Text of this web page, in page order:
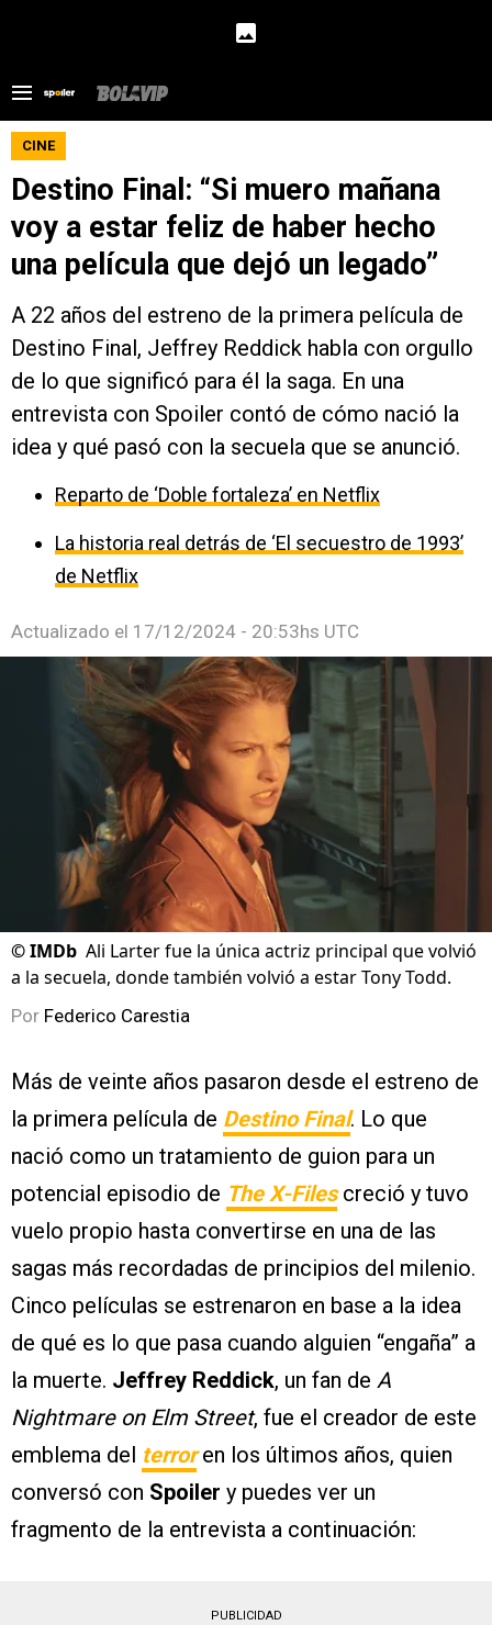
CINE
Destino Final: “Si muero mañana
voy a estar feliz de haber hecho
una película que dejó un legado”
A 22 años del estreno de la primera película de
Destino Final, Jeffrey Reddick habla con orgullo
de lo que significó para él la saga. En una
entrevista con Spoiler contó de cómo nació la
idea y qué pasó con la secuela que se anunció.
Reparto de ‘Doble fortaleza’ en Netflix
La historia real detrás de ‘El secuestro de 1993’
de Netflix
Actualizado el 17/12/2024 - 20:53hs UTC
©IMDb Ali Larter fue la única actriz principal que volvió
a la secuela, donde también volvió a estar Tony Todd.
Por Federico Carestia
Más de veinte años pasaron desde el estreno de
la primera película de Destino Final. Lo que
nació como un tratamiento de guion para un
potencial episodio de The X-Filescreció y tuvo
vuelo propio hasta convertirse en una de las
sagas más recordadas de principios del milenio.
Cinco películas se estrenaron en base a la idea
de qué es lo que pasa cuando alguien “engaña” a
la muerte. Jeffrey Reddick, un fan de A
Nightmare on Elm Street, fue el creador de este
emblema del terroren los últimos años, quien
conversó con Spoiler y puedes ver un
fragmento de la entrevista a continuación:
PUBLICIDAD